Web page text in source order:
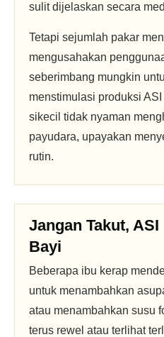
sulit dijelaskan secara
Tetapi sejumlah pakar
mengusahakan
seberimbang mungkin
menstimulasi produksi
sikecil tidak nyaman
payudara, upayakan
rutin.
Jangan Takut,
Bayi
Beberapa ibu kerap
untuk menambahkan
atau menambahkan susu
terus rewel atau terlihat